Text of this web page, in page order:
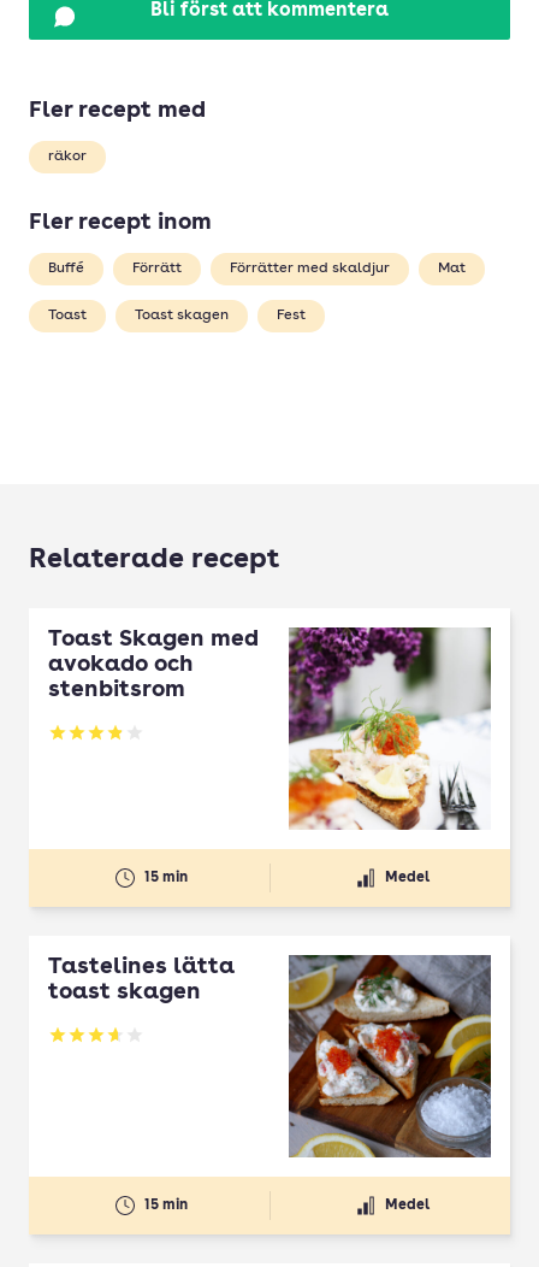
Bli först att kommentera
Fler recept med
räkor
Fler recept inom
Buffé Förrätt Förrätter med skaldjur Mat
Toast Toast skagen Fest
Relaterade recept
Toast Skagen med
avokado och
stenbitsrom
Betyg: 3.84 av 5
15 min Medel
Tastelines lätta
toast skagen
Betyg: 3.64 av 5
15 min Medel